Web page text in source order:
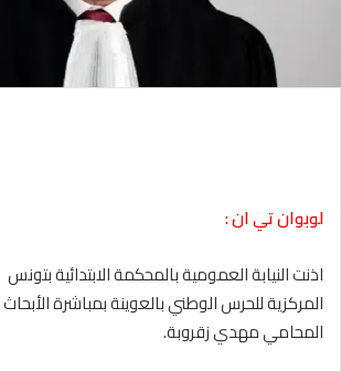
لوبوان تي ان :
اذنت النيابة العمومية بالمحكمة الابتدائية
المركزية للحرس الوطني بالعوينة بمباشرة
المحامي مهدي زقروبة.